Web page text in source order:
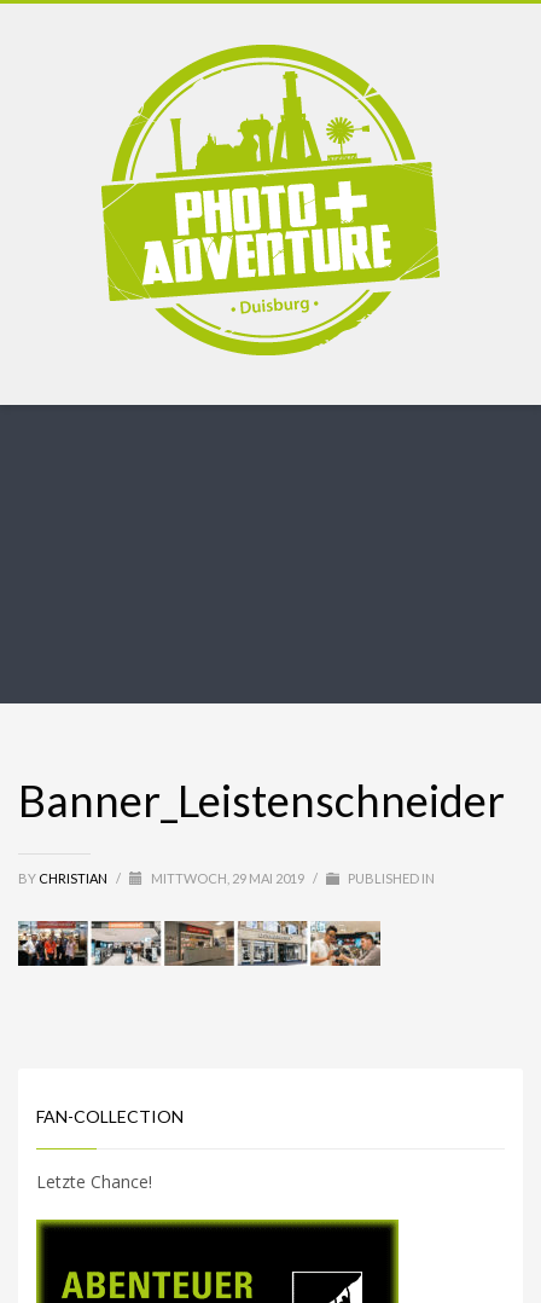
Banner_Leistenschneider
BY CHRISTIAN / MITTWOCH, 29 MAI 2019 / PUBLISHED IN
FAN-COLLECTION
Letzte Chance!